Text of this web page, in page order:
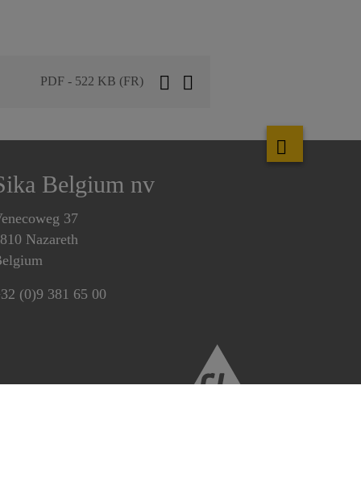
PDF - 522 KB (FR)
Belgium nv
37
Nazareth
(0)9 381 65 00